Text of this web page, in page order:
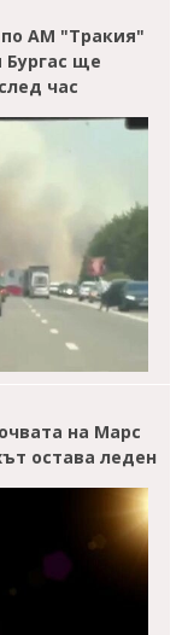
АМ "Тракия"
Бургас ще
час
на Марс
остава леден